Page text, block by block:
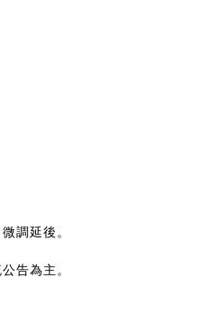
調延後。
告為主。